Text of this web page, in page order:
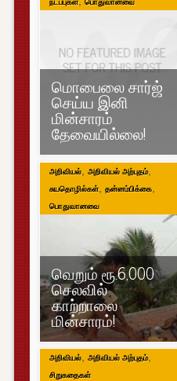
நடப்புகள் பொதுவானவை
மொபைலை சார்ஜ்
செய்ய இனி
மின்சாரம்
தேவையில்லை!
அறிவியல், அறிவியல் அற்புதம்,
சுயதொழில்கள், தன்னம்பிக்கை,
பொதுவானவை
வெறும் ரூ.6,000
செலவில்
காற்றாலை
மின்சாரம்!
அறிவியல், அறிவியல் அற்புதம்,
சிறுகதைகள்